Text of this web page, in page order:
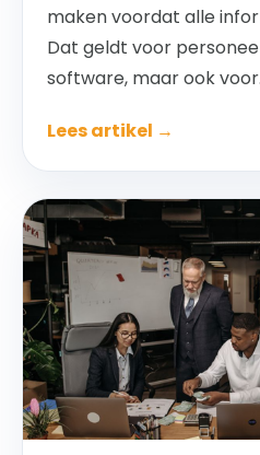
maken voordat alle
Dat geldt voor
software, maar ook
Lees artikel →